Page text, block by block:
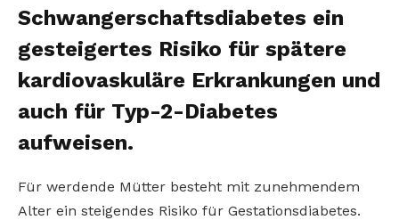
Schwangerschaftsdiabetes ein
gesteigertes Risiko für spätere
kardiovaskuläre Erkrankungen und
auch für Typ-2-Diabetes
aufweisen.
Für werdende Mütter besteht mit zunehmendem
Alter ein steigendes Risiko für Gestationsdiabetes.